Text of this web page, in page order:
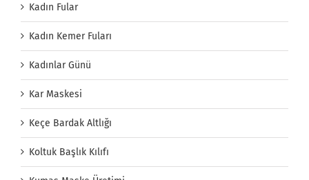
Kadın Fular
Kadın Kemer Fuları
Kadınlar Günü
Kar Maskesi
Keçe Bardak Altlığı
Koltuk Başlık Kılıfı